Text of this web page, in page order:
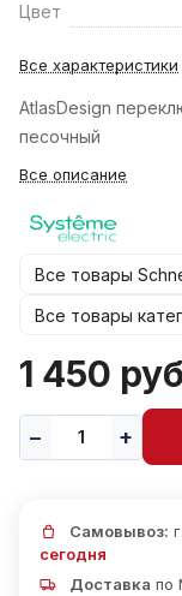
Цвет
Все характеристики
AtlasDesign
песочный
Все описание
Все товары
Все товары
1 450
Самовывоз:
сегодня
Доставка по